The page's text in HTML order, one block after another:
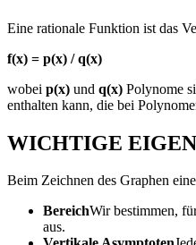
Eine rationale Funktion ist das
f(x) = p(x) / q(x)
wobei p(x) und q(x) Polynome
enthalten kann, die bei
WICHTIGE
Beim Zeichnen des Graphen
BereichWir bestimmen,
aus.